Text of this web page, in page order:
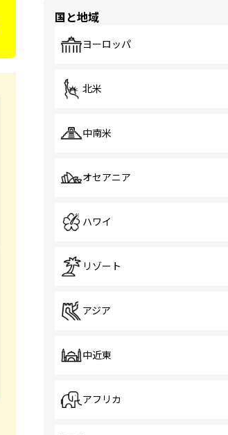
国と地域
ヨーロッパ
北米
中南米
オセアニア
ハワイ
リゾート
アジア
中近東
アフリカ